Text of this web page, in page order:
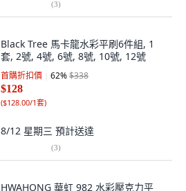
(3)
Black Tree 馬卡龍水彩平刷6件組, 1
套, 2號, 4號, 6號, 8號, 10號, 12號
首購折扣價 62%$338
$128
($128.00/1套)
8/12 星期三 預計送達
(3)
HWAHONG 華虹 982 水彩壓克力平